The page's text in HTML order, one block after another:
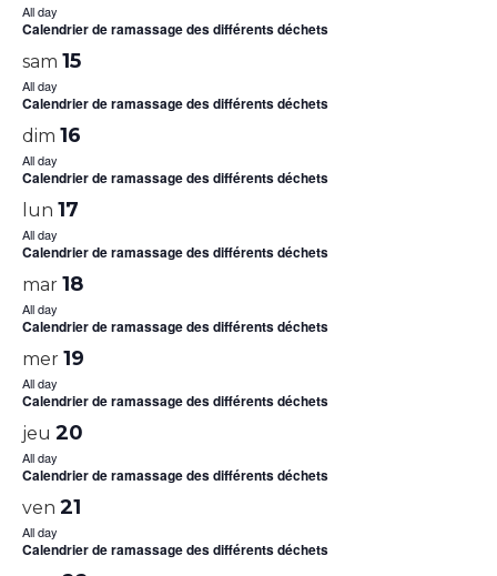
All day
Calendrier de ramassage des différents déchets
sam 15
All day
Calendrier de ramassage des différents déchets
dim 16
All day
Calendrier de ramassage des différents déchets
lun 17
All day
Calendrier de ramassage des différents déchets
mar 18
All day
Calendrier de ramassage des différents déchets
mer 19
All day
Calendrier de ramassage des différents déchets
jeu 20
All day
Calendrier de ramassage des différents déchets
ven 21
All day
Calendrier de ramassage des différents déchets